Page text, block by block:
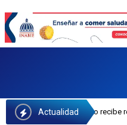
Actualidad
Castillo recibe